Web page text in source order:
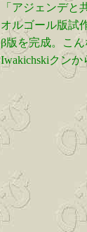
「アジェンデ
オルゴール版試
β版を完成。こ
Iwakichskiクン